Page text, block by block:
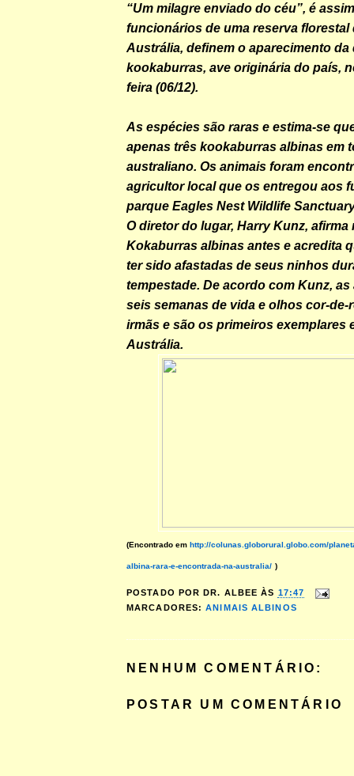
“Um milagre enviado do céu”, é
funcionários de uma reserva florestal
Austrália, definem o aparecimento da
kookaburras, ave originária do país,
feira (06/12).
As espécies são raras e estima-se
apenas três kookaburras albinas em
australiano. Os animais foram
agricultor local que os entregou aos
parque Eagles Nest Wildlife
O diretor do lugar, Harry Kunz, afirma
Kokaburras albinas antes e acredita
ter sido afastadas de seus ninhos
tempestade. De acordo com Kunz, as
seis semanas de vida e olhos cor-de-
irmãs e são os primeiros exemplares
Austrália.
(Encontrado em http://colunas.globorural.globo.com/
albina-rara-e-encontrada-na-australia/ )
POSTADO POR DR. ALBEE ÀS 17:47
MARCADORES:ANIMAIS ALBINOS
NENHUM COMENTÁRIO:
POSTAR UM COMENTÁRIO